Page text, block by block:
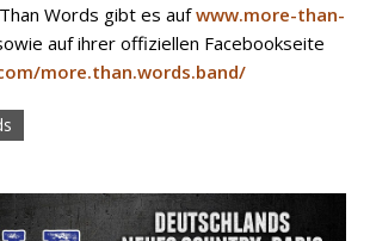
Words gibt es aufwww.more-than-
auf ihrer offiziellen Facebookseite
more.than.words.band/